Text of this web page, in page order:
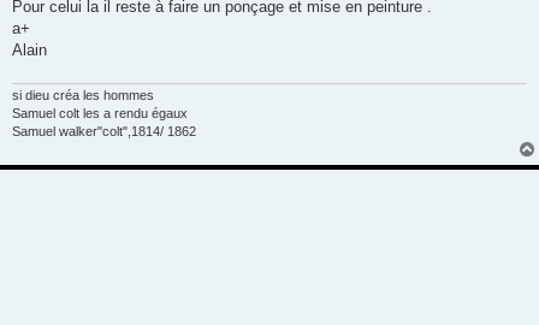
Pour celui la il reste à faire un ponçage et mise en peinture .
a+
Alain
si dieu créa les hommes
Samuel colt les a rendu égaux
Samuel walker"colt",1814/ 1862